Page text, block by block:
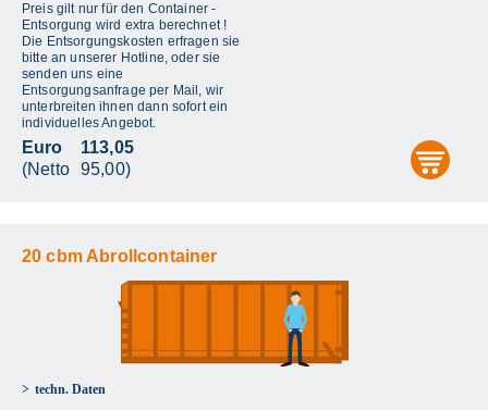
Preis gilt nur für den Container -
Entsorgung wird extra berechnet !
Die Entsorgungskosten erfragen sie
bitte an unserer Hotline, oder sie
senden uns eine
Entsorgungsanfrage per Mail, wir
unterbreiten ihnen dann sofort ein
individuelles Angebot.
Euro
(Netto
113,05
95,00)
20 cbm Abrollcontainer
techn. Daten